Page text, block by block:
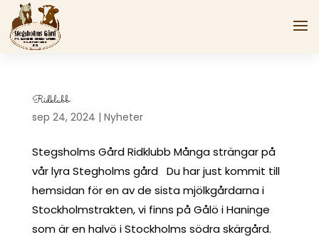
Ridklubb
sep 24, 2024 | Nyheter
Stegsholms Gård Ridklubb Många strängar på
vår lyra Stegholms gård Du har just kommit till
hemsidan för en av de sista mjölkgårdarna i
Stockholmstrakten, vi finns på Gålö i Haninge
som är en halvö i Stockholms södra skärgård.